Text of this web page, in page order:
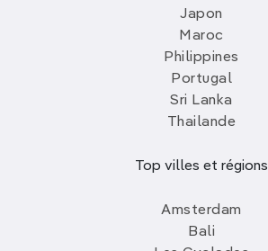
Japon
Maroc
Philippines
Portugal
Sri Lanka
Thailande
Top villes et régions
Amsterdam
Bali